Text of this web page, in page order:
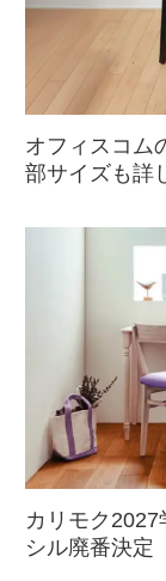
オフィスコム
部サイズも詳
カリモク
シル廃番決定